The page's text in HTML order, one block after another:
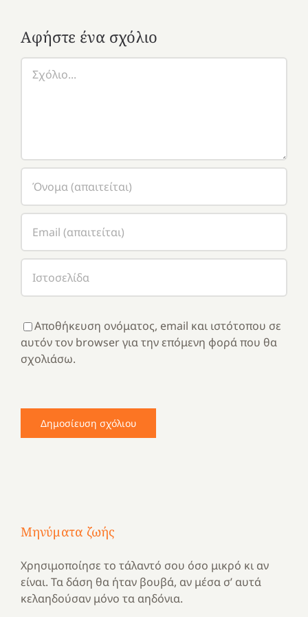
Αφήστε ένα σχόλιο
Αποθήκευση ονόματος, email και ιστότοπου σε
αυτόν τον browser για την επόμενη φορά που θα
σχολιάσω.
Μηνύματα ζωής
Χρησιμοποίησε το τάλαντό σου όσο μικρό κι αν
είναι. Τα δάση θα ήταν βουβά, αν μέσα σ’ αυτά
κελαηδούσαν μόνο τα αηδόνια.